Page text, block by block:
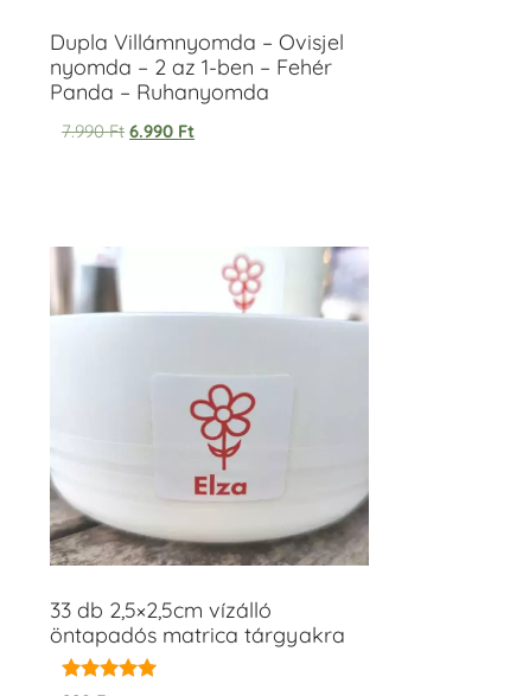
Dupla Villámnyomda – Ovisjel
nyomda – 2 az 1-ben – Fehér
Panda – Ruhanyomda
7.990Ft 6.990 Ft
33 db 2,5×2,5cm vízálló
öntapadós matrica tárgyakra